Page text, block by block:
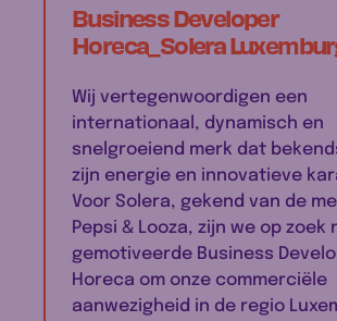
Business Developer
Horeca_Solera
Wij vertegenwoordigen een
internationaal, dynamisch en
snelgroeiend merk dat
zijn energie en innovatieve
Voor Solera, gekend van de
Pepsi & Looza, zijn we op zoek
gemotiveerde Business
Horeca om onze commerciële
aanwezigheid in de regio